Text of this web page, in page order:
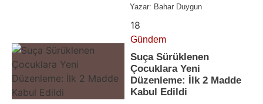
Yazar: Bahar Duygun
18
Gündem
Suça Sürüklenen
Çocuklara Yeni
Düzenleme: İlk 2 Madde
Kabul Edildi